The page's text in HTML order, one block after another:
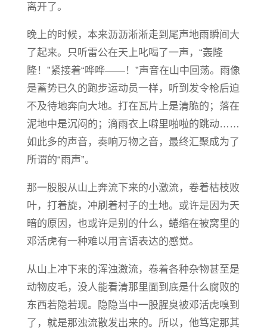
离开了。
晚上的时候，本来沥沥淅淅走到尾声地雨瞬间大
了起来。只听雷公在天上叱喝了一声，“轰隆
隆！”紧接着“哗哗——！”声音在山中回荡。雨像
是蓄势已久的跑步运动员一样，听到发令枪后迫
不及待地奔向大地。打在瓦片上是清脆的；落在
泥地中是沉闷的；滴雨衣上噼里啪啦的跳动……
如此多的声音，奏响万物之音，最终汇聚成为了
所谓的“雨声”。
那一股股从山上奔流下来的小激流，卷着枯枝败
叶，打着旋，冲刷着村子的土地。或许是因为天
暗的原因，也或许是别的什么，蜷缩在被窝里的
邓活虎有一种难以用言语表达的感觉。
从山上冲下来的浑浊激流，卷着各种杂物甚至是
动物皮毛，没人能看清那里面到底是什么腐败的
东西若隐若现。隐隐当中一股腥臭被邓活虎嗅到
了，就是那浊流散发出来的。所以，他笃定那其